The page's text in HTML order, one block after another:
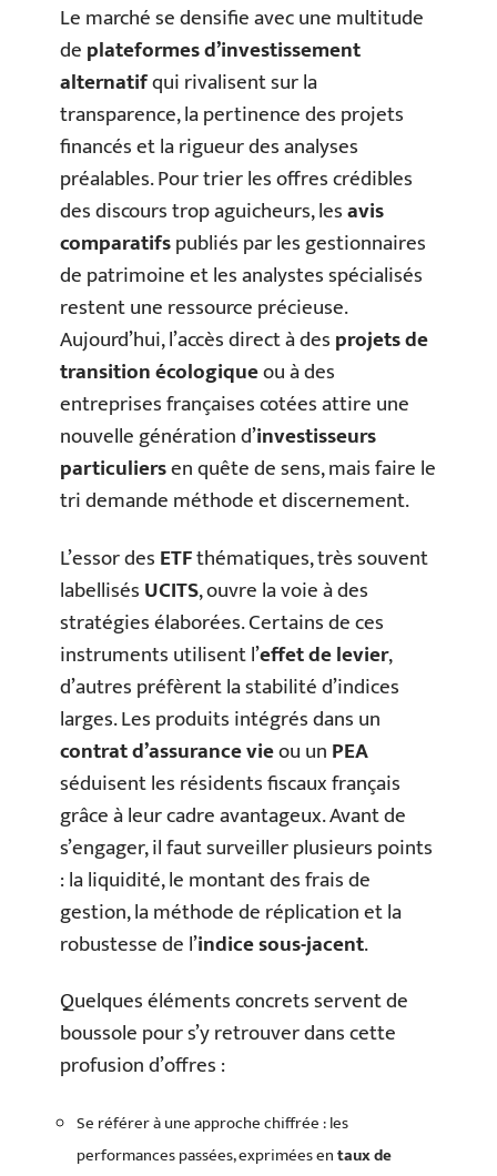
Le marché se densifie avec une multitude
deplateformes d’investissement
alternatifqui rivalisent sur la
transparence, la pertinence des projets
financés et la rigueur des analyses
préalables. Pour trier les offres crédibles
des discours trop aguicheurs, lesavis
comparatifspubliés par les gestionnaires
de patrimoine et les analystes spécialisés
restent une ressource précieuse.
Aujourd’hui, l’accès direct à desprojets de
transition écologiqueou à des
entreprises françaises cotées attire une
nouvelle génération d’investisseurs
particuliersen quête de sens, mais faire le
tri demande méthode et discernement.
L’essor desETFthématiques, très souvent
labellisésUCITS, ouvre la voie à des
stratégies élaborées. Certains de ces
instruments utilisent l’effet de levier,
d’autres préfèrent la stabilité d’indices
larges. Les produits intégrés dans un
contrat d’assurance vieou unPEA
séduisent les résidents fiscaux français
grâce à leur cadre avantageux. Avant de
s’engager, il faut surveiller plusieurs points
: la liquidité, le montant des frais de
gestion, la méthode de réplication et la
robustesse de l’indice sous-jacent.
Quelques éléments concrets servent de
boussole pour s’y retrouver dans cette
profusion d’offres :
Se référer à une approche chiffrée : les
performances passées, exprimées entaux de